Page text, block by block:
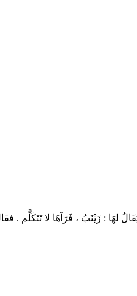
: زَيْنَبُ ، فَرَآهَا لا تَتَكَلَّم .